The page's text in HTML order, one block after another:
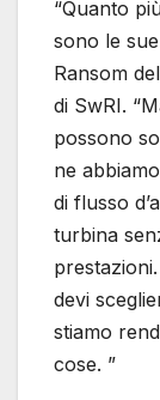
“Quanto
sono le
Ransom
di SwRI.
possono
ne
di flusso
turbina
devi
stiamo
cose. ”